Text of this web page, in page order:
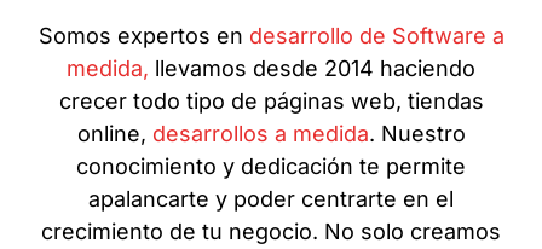
Somos expertos en desarrollo de Software a
medida, llevamos desde 2014 haciendo
crecer todo tipo de páginas web, tiendas
online, desarrollos a medida. Nuestro
conocimiento y dedicación te permite
apalancarte y poder centrarte en el
crecimiento de tu negocio. No solo creamos